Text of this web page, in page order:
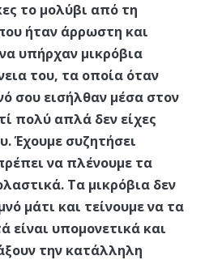
το μολύβι από τη
ήταν άρρωστη και
υπήρχαν μικρόβια
του, τα οποία όταν
σου εισήλθαν μέσα στον
πολύ απλά δεν είχες
Έχουμε συζητήσει
να πλένουμε τα
Τα μικρόβια δεν
μάτι και τείνουμε να τα
είναι υπομονετικά και
την κατάλληλη